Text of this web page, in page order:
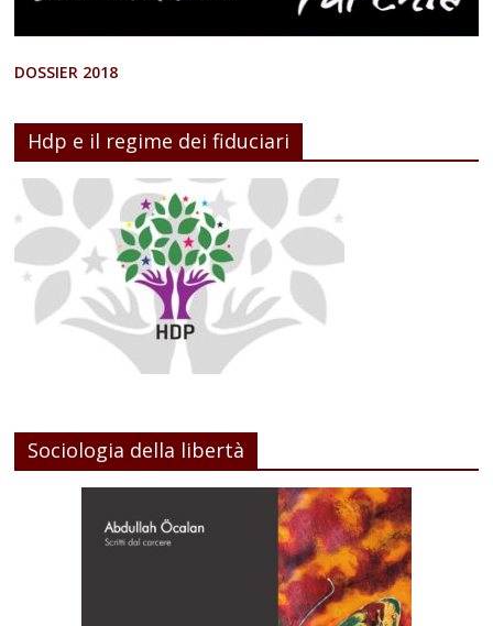
DOSSIER 2018
Hdp e il regime dei fiduciari
Sociologia della libertà